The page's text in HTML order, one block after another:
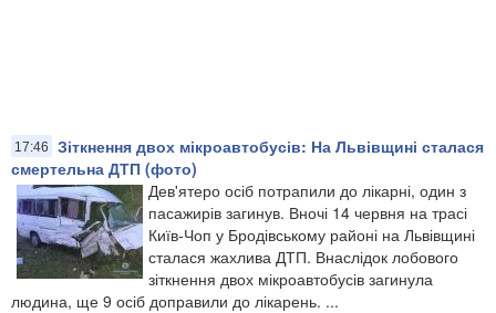
17:46
Зіткнення двох мікроавтобусів: На Львівщині сталася
смертельна ДТП (фото)
Дев'ятеро осіб потрапили до лікарні, один з
пасажирів загинув. Вночі 14 червня на трасі
Київ-Чоп у Бродівському районі на Львівщині
сталася жахлива ДТП. Внаслідок лобового
зіткнення двох мікроавтобусів загинула
людина, ще 9 осіб доправили до лікарень. ...